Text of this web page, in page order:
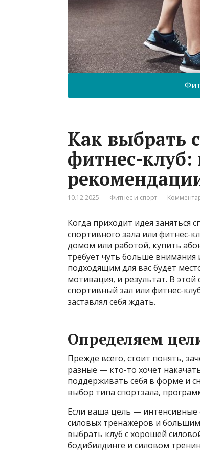
Как выбрать
фитнес-клуб:
10.12.2025 Фитнес и спорт
Когда приходит идея заняться
спортивного зала или фитнес-
домом или работой, купить
требует чуть больше
подходящим для вас будет
мотивация, и результат. В
спортивный зал или фитнес-
заставлял себя ждать.
Определяем
Прежде всего, стоит понять,
разные — кто-то хочет
поддерживать себя в форме и
выбор типа спортзала,
Если ваша цель — интенсивные
силовых тренажёров и
выбрать клуб с хорошей
бодибилдинге и силовом